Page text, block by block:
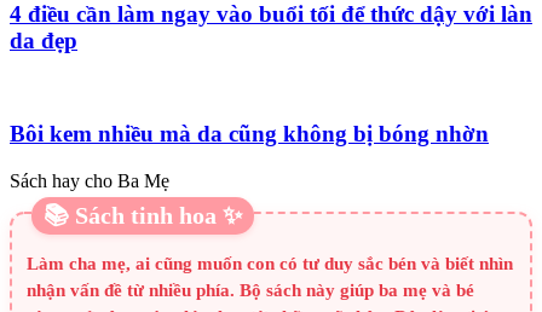
4 điều cần làm ngay vào buổi tối để thức dậy với làn
da đẹp
Bôi kem nhiều mà da cũng không bị bóng nhờn
Sách hay cho Ba Mẹ
📚 Sách tinh hoa ✨
Làm cha mẹ, ai cũng muốn con có tư duy sắc bén và biết nhìn
nhận vấn đề từ nhiều phía. Bộ sách này giúp ba mẹ và bé